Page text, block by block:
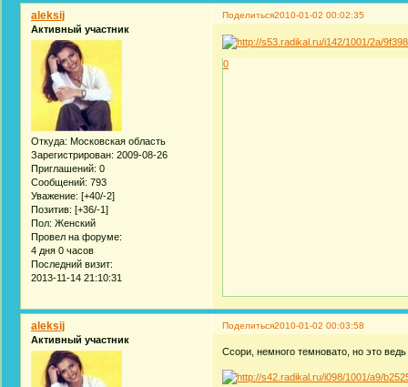
Поделиться2010-01-02 00:02:35
aleksij
Активный участник
Откуда: Московская область
Зарегистрирован: 2009-08-26
Приглашений: 0
Сообщений: 793
Уважение: [+40/-2]
Позитив: [+36/-1]
Пол: Женский
Провел на форуме:
4 дня 0 часов
Последний визит:
2013-11-14 21:10:31
0
Поделиться2010-01-02 00:03:58
aleksij
Активный участник
Ссори, немного темновато, но это